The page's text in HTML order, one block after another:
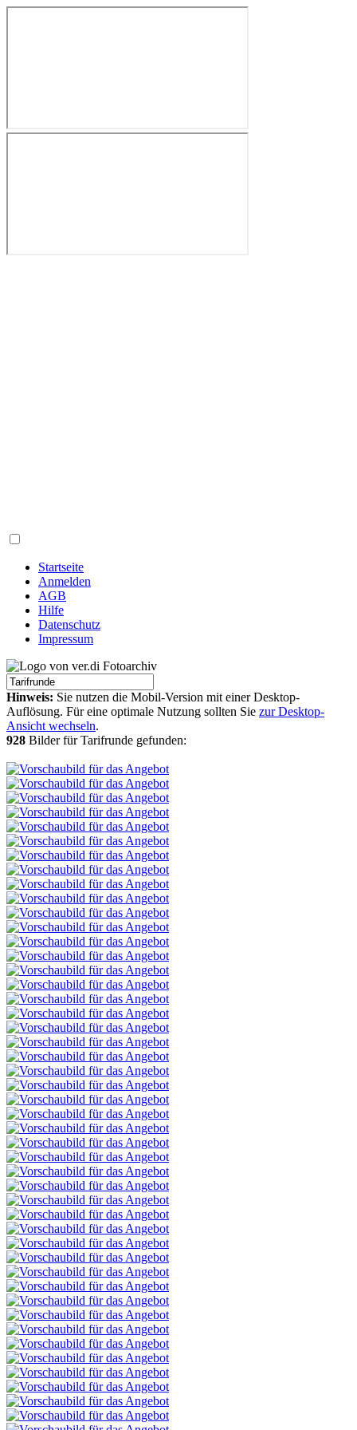
Startseite
Anmelden
AGB
Hilfe
Datenschutz
Impressum
Hinweis: Sie nutzen die Mobil-Version mit einer Desktop-
Auflösung. Für eine optimale Nutzung sollten Sie zur Desktop-
Ansicht wechseln.
928 Bilder für Tarifrunde gefunden: